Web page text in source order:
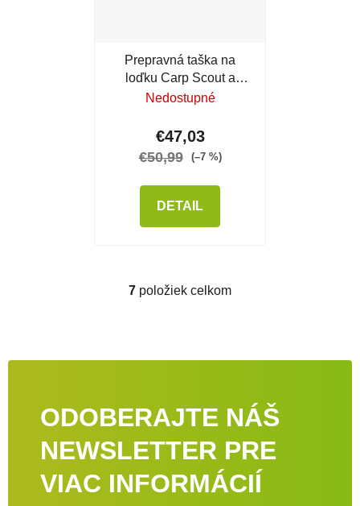
Prepravná taška na
loďku Carp Scout a
Prisma
Nedostupné
€47,03
€50,99 (–7 %)
DETAIL
Ovládacie prvky výpisu
7 položiek celkom
ODOBERAJTE NÁŠ
NEWSLETTER PRE
VIAC INFORMÁCIÍ